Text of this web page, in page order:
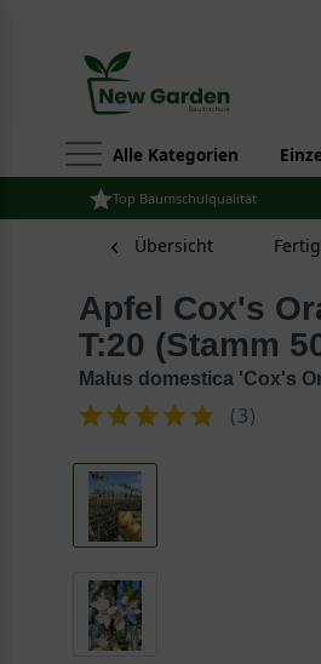
Alle Kategorien
Top Baumschulqualität
Übersicht
Apfel Cox's Orange 'Boden-Spalier' H:160 B:160
T:20 (Stamm
Malus domestica 'Cox's
(3)